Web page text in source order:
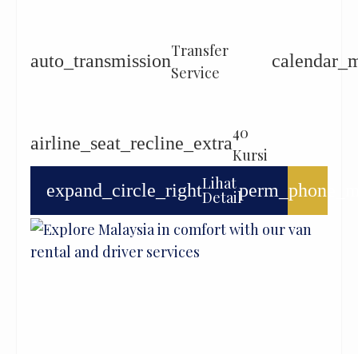
auto_transmission
Transfer
Service
airline_seat_recline_extra
40
Kursi
expand_circle_rightLihat
Detail